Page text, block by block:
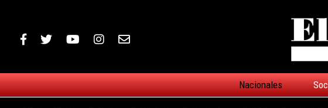
Nacionales